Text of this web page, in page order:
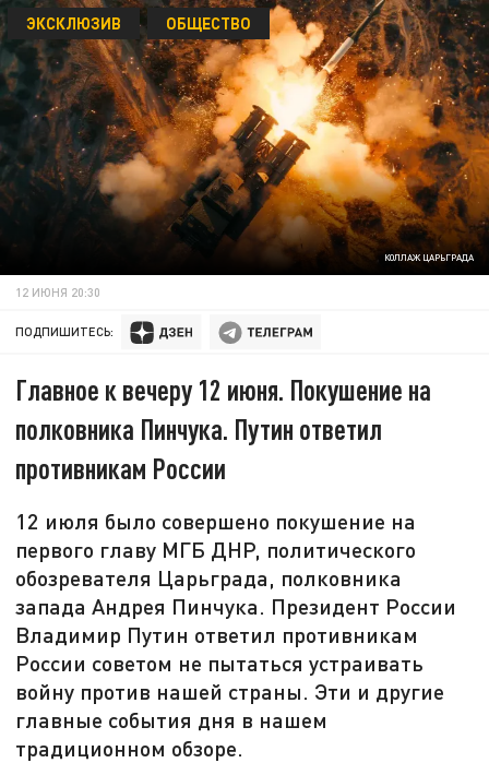
КОЛЛАЖ ЦАРЬГРАДА
ЭКСКЛЮЗИВ ОБЩЕСТВО
12 ИЮНЯ 20:30
ПОДПИШИТЕСЬ:
Главное к вечеру 12 июня. Покушение на
полковника Пинчука. Путин ответил
противникам России
12 июля было совершено покушение на
первого главу МГБ ДНР, политического
обозревателя Царьграда, полковника
запада Андрея Пинчука. Президент России
Владимир Путин ответил противникам
России советом не пытаться устраивать
войну против нашей страны. Эти и другие
главные события дня в нашем
традиционном обзоре.